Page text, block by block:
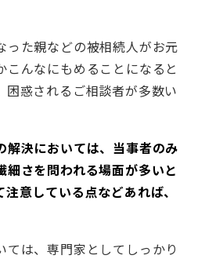
った親などの被相続人がお元
んなにもめることになると
困惑されるご相談者が多数い
決においては、当事者のみ
細さを問われる場面が多いと
意している点などあれば、
ては、専門家としてしっかり